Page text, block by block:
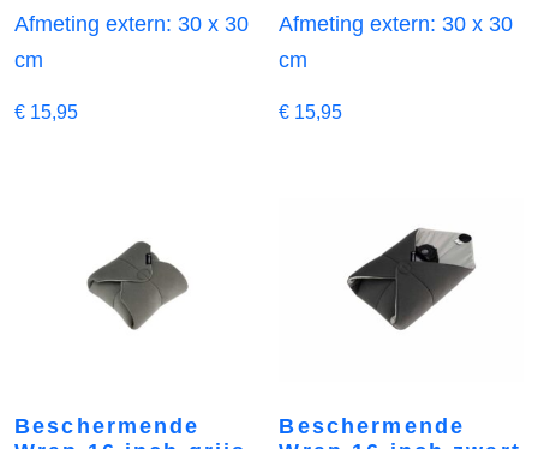
Afmeting extern: 30 x 30
cm
€ 15,95
Afmeting extern: 30 x 30
cm
€ 15,95
Beschermende
Beschermende